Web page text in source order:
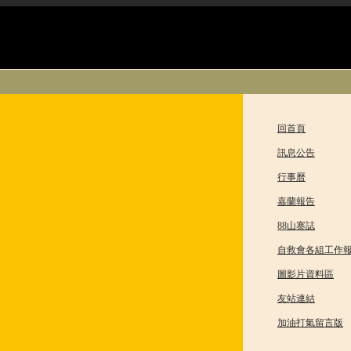
回首頁
訊息公告
行事曆
嘉蘭報告
88山寨誌
自救會各組工作
圖影片資料區
友站連結
加油打氣留言版